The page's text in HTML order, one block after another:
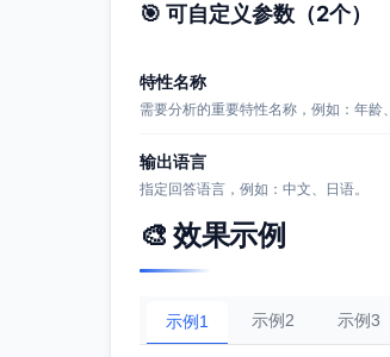
🎯 可自定义参数（2个）
特性名称
需要分析的重要特性名称，例如：年龄
输出语言
指定回答语言，例如：中文、日语。
🎨 效果示例
示例1 示例2 示例3